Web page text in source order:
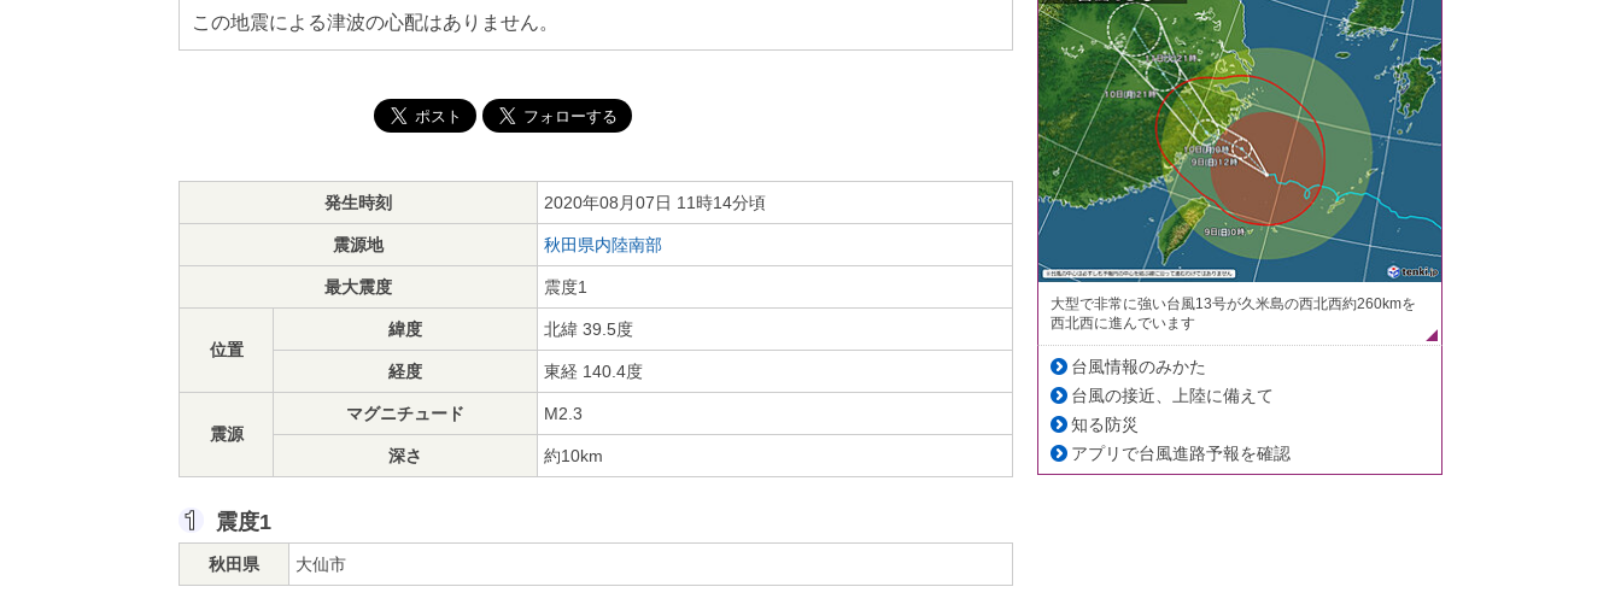
この地震による津波の心配はありません。
発生時刻 2020年08月07日 11時14分頃
震源地 秋田県内陸南部
最大震度 震度1
位置
緯度 北緯 39.5度
経度 東経 140.4度
震源
マグニチュード M2.3
深さ 約10km
震度1
秋田県 大仙市
大型で非常に強い台風13号が久米島の西北西約260kmを
西北西に進んでいます
台風情報のみかた
台風の接近、上陸に備えて
知る防災
アプリで台風進路予報を確認